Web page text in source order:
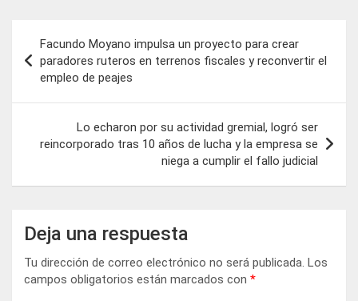
de
entradas
Facundo Moyano impulsa un proyecto para crear
paradores ruteros en terrenos fiscales y reconvertir el
empleo de peajes
Lo echaron por su actividad gremial, logró ser
reincorporado tras 10 años de lucha y la empresa se
niega a cumplir el fallo judicial
Deja una respuesta
Tu dirección de correo electrónico no será publicada. Los
campos obligatorios están marcados con *